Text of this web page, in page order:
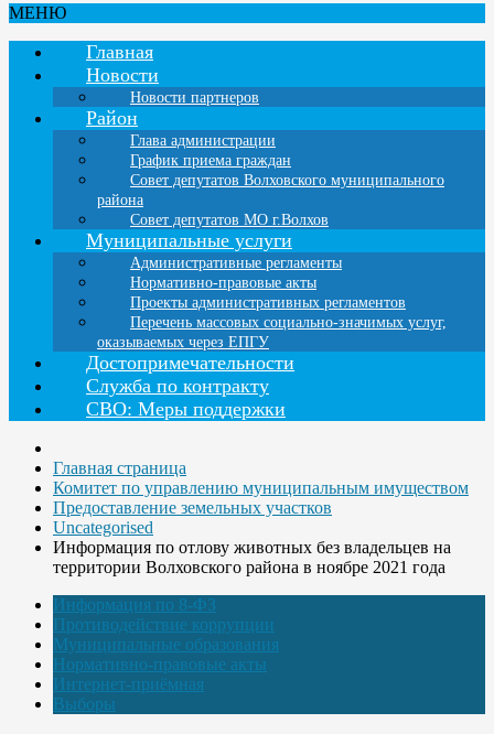
МЕНЮ
Главная
Новости
Новости партнеров
Район
Глава администрации
График приема граждан
Совет депутатов Волховского муниципального
района
Совет депутатов МО г.Волхов
Муниципальные услуги
Административные регламенты
Нормативно-правовые акты
Проекты административных регламентов
Перечень массовых социально-значимых услуг,
оказываемых через ЕПГУ
Достопримечательности
Служба по контракту
СВО: Меры поддержки
Главная страница
Комитет по управлению муниципальным имуществом
Предоставление земельных участков
Uncategorised
Информация по отлову животных без владельцев на
территории Волховского района в ноябре 2021 года
Информация по 8-ФЗ
Противодействие коррупции
Муниципальные образования
Нормативно-правовые акты
Интернет-приёмная
Выборы